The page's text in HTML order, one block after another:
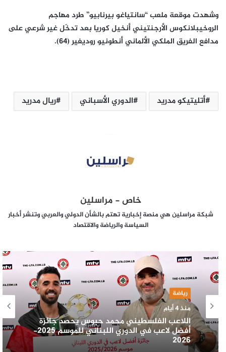
وشهدت موقعة ملعب “سانتياغو بيرنابيو” طرد مهاجم
الروخيبلانكوس الأرجنتيني أنخيل كوريا بعد تدخّل غير شرعي على
مدافع الفريق الملكي الألماني أنطونيو روديغير (64).
أتليتيكو مدريد الدوري الأسباني ريال مدريد
خاص - مراسلين
شبكة مراسلين هي منصة إخبارية تهتم بالشأن الدولي والعربي وتنشر أخبار
السياسة والرياضة والاقتصاد
رياضة
منذ 4 أيام
اللاعب الفلسطيني محمد حبوس يحصد جائزة
أفضل لاعب في الدوري اللبناني للموسم 2025-
2026